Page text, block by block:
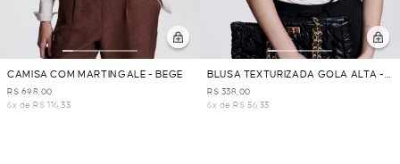
CAMISA COM MARTINGALE - BEGE
R$ 698,00
6x de R$ 116,33
BLUSA TEXTURIZADA GOLA ALTA -
OFF WHITE
R$ 338,00
6x de R$ 56,33